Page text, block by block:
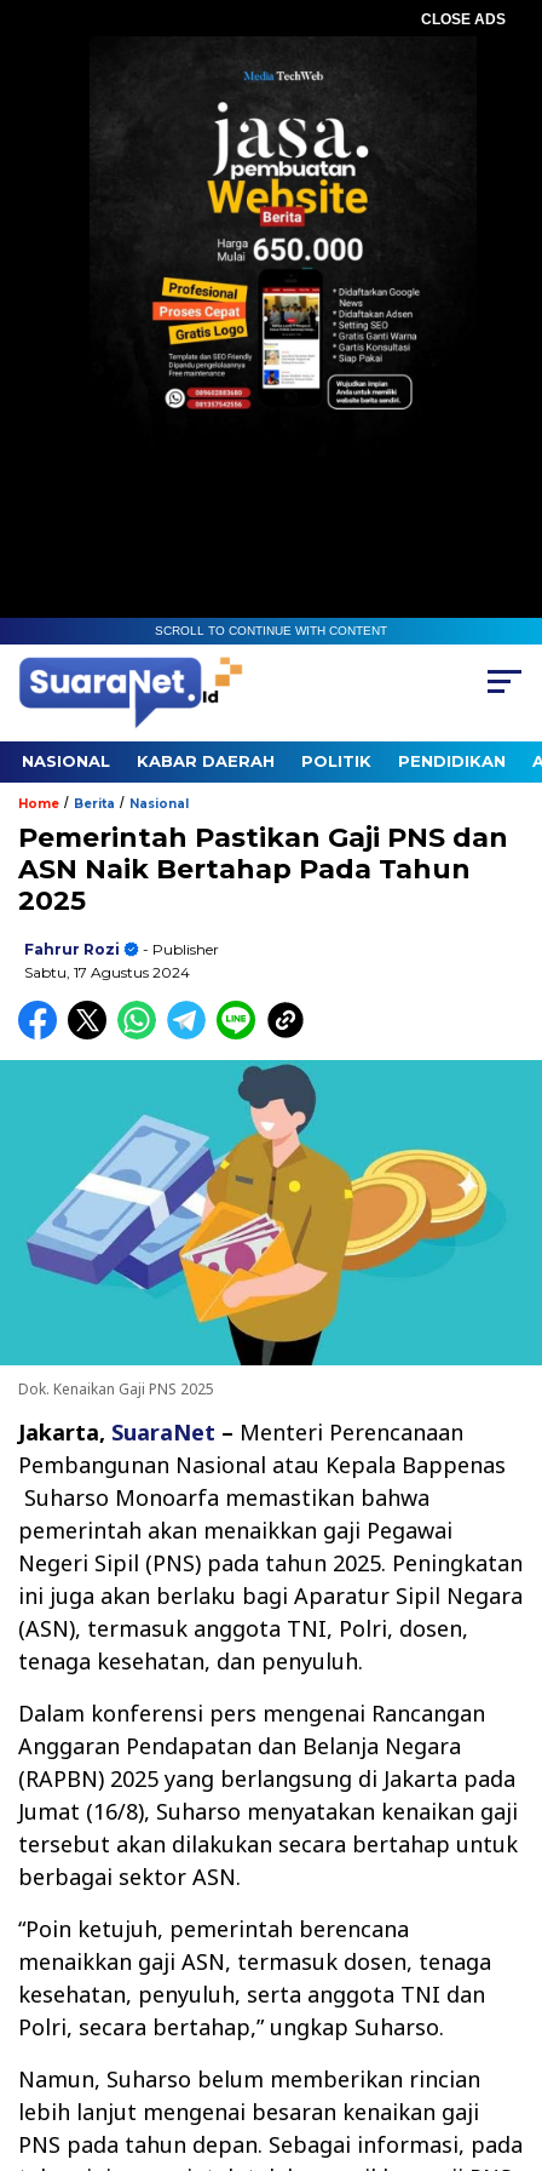
CLOSE ADS
SCROLL TO CONTINUE WITH CONTENT
NASIONAL KABAR DAERAH POLITIK PENDIDIKAN
Home / Berita / Nasional
Pemerintah Pastikan Gaji PNS dan
ASN Naik Bertahap Pada Tahun
2025
Fahrur Rozi
- Publisher
Sabtu, 17 Agustus 2024
Dok. Kenaikan Gaji PNS 2025
Jakarta, SuaraNet – Menteri Perencanaan
Pembangunan Nasional atau Kepala Bappenas
Suharso Monoarfa memastikan bahwa
pemerintah akan menaikkan gaji Pegawai
Negeri Sipil (PNS) pada tahun 2025. Peningkatan
ini juga akan berlaku bagi Aparatur Sipil Negara
(ASN), termasuk anggota TNI, Polri, dosen,
tenaga kesehatan, dan penyuluh.
Dalam konferensi pers mengenai Rancangan
Anggaran Pendapatan dan Belanja Negara
(RAPBN) 2025 yang berlangsung di Jakarta pada
Jumat (16/8), Suharso menyatakan kenaikan gaji
tersebut akan dilakukan secara bertahap untuk
berbagai sektor ASN.
“Poin ketujuh, pemerintah berencana
menaikkan gaji ASN, termasuk dosen, tenaga
kesehatan, penyuluh, serta anggota TNI dan
Polri, secara bertahap,” ungkap Suharso.
Namun, Suharso belum memberikan rincian
lebih lanjut mengenai besaran kenaikan gaji
PNS pada tahun depan. Sebagai informasi, pada